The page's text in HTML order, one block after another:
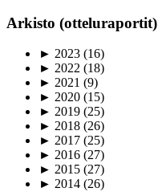
Arkisto (otteluraportit)
► 2023 (16)
► 2022 (18)
► 2021 (9)
► 2020 (15)
► 2019 (25)
► 2018 (26)
► 2017 (25)
► 2016 (27)
► 2015 (27)
► 2014 (26)